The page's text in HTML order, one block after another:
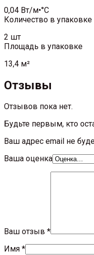
0,04 Вт/м•°С
Количество в упаковке
2 шт
Площадь в упаковке
13,4 м²
Отзывы
Отзывов пока нет.
Будьте первым, кто
Ваш адрес email не
Ваша оценка
Ваш отзыв *
Имя *